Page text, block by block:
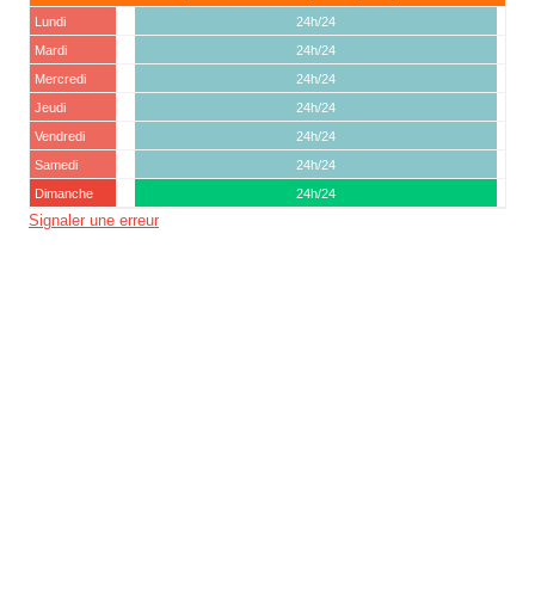
Lundi
24h/24
Mardi
24h/24
Mercredi
24h/24
Jeudi
24h/24
Vendredi
24h/24
Samedi
24h/24
Dimanche
24h/24
Signaler une erreur